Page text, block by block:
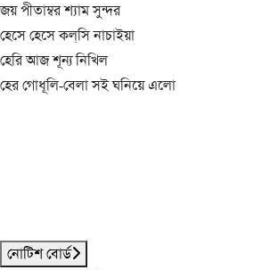
জয় পীতাম্বর শ্যাম সুন্দর
হেসে হেসে কল্‌সি নাচাইয়া
হেরি আজ শূন্য নিখিল
হের গোধূলি-বেলা সই ঘনিয়ে এলো
নোটিশ বোর্ড